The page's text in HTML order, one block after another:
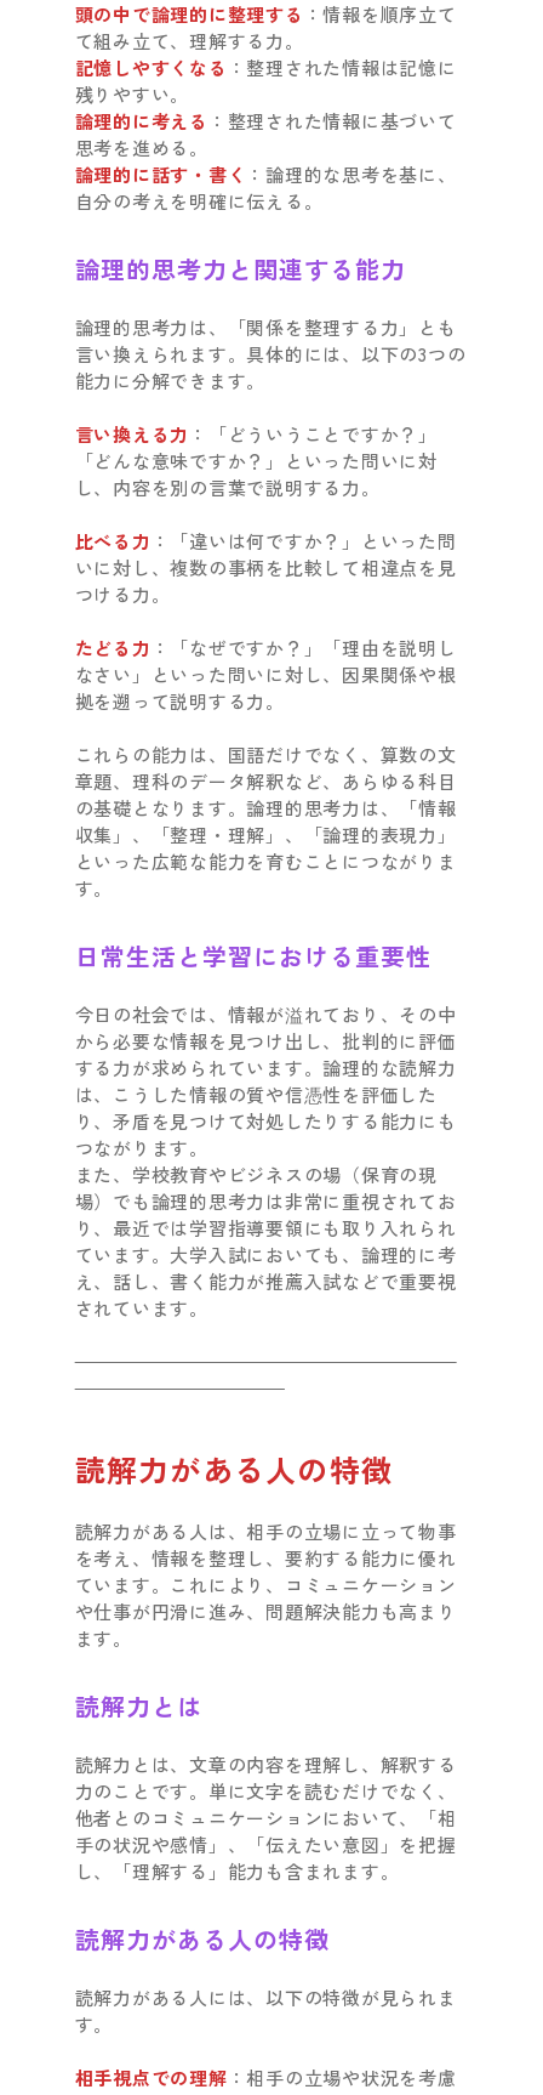
頭の中で論理的に整理する ：情報を順序立て
て組み立て、理解する力。
記憶しやすくなる ：整理された情報は記憶に
残りやすい。
論理的に考える ：整理された情報に基づいて
思考を進める。
論理的に話す・書く ：論理的な思考を基に、
自分の考えを明確に伝える。
論理的思考力と関連する能力
論理的思考力は、「関係を整理する力」とも
言い換えられます。具体的には、以下の3つの
能力に分解できます。
言い換える力 ：「どういうことですか？」
「どんな意味ですか？」といった問いに対
し、内容を別の言葉で説明する力。
比べる力 ：「違いは何ですか？」といった問
いに対し、複数の事柄を比較して相違点を見
つける力。
たどる力 ：「なぜですか？」「理由を説明し
なさい」といった問いに対し、因果関係や根
拠を遡って説明する力。
これらの能力は、国語だけでなく、算数の文
章題、理科のデータ解釈など、あらゆる科目
の基礎となります。論理的思考力は、「情報
収集」、「整理・理解」、「論理的表現力」
といった広範な能力を育むことにつながりま
す。
日常生活と学習における重要性
今日の社会では、情報が溢れており、その中
から必要な情報を見つけ出し、批判的に評価
する力が求められています。論理的な読解力
は、こうした情報の質や信憑性を評価した
り、矛盾を見つけて対処したりする能力にも
つながります。
また、学校教育やビジネスの場（保育の現
場）でも論理的思考力は非常に重視されてお
り、最近では学習指導要領にも取り入れられ
ています。大学入試においても、論理的に考
え、話し、書く能力が推薦入試などで重要視
されています。
読解力がある人の特徴
読解力がある人は、相手の立場に立って物事
を考え、情報を整理し、要約する能力に優れ
ています。これにより、コミュニケーション
や仕事が円滑に進み、問題解決能力も高まり
ます。
読解力とは
読解力とは、文章の内容を理解し、解釈する
力のことです。単に文字を読むだけでなく、
他者とのコミュニケーションにおいて、「相
手の状況や感情」、「伝えたい意図」を把握
し、「理解する」能力も含まれます。
読解力がある人の特徴
読解力がある人には、以下の特徴が見られま
す。
相手視点での理解 ：相手の立場や状況を考慮